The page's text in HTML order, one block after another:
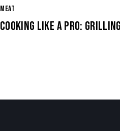
MEAT
COOKING LIKE A PRO: